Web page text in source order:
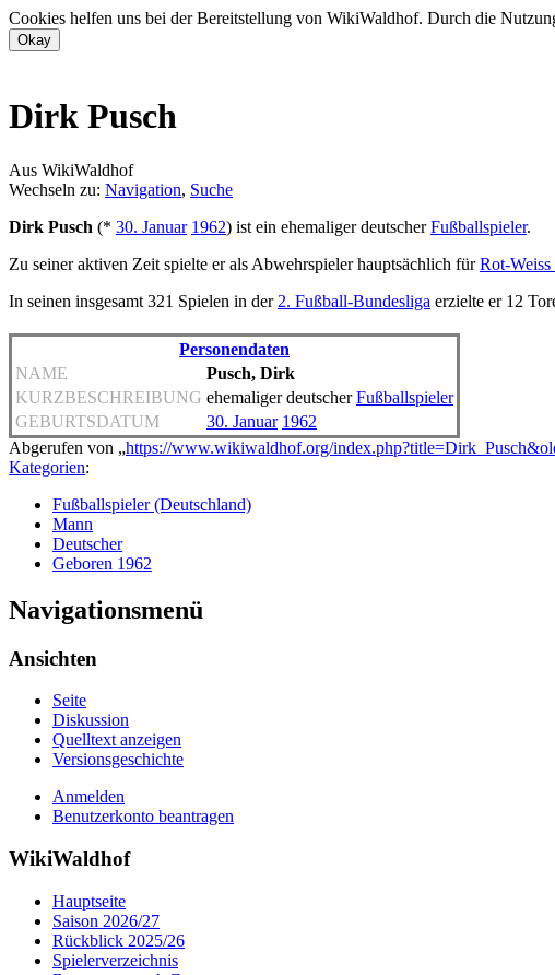
Cookies helfen uns bei der Bereitstellung von WikiWaldhof. Durch die
Dirk Pusch
Aus WikiWaldhof
Wechseln zu: Navigation, Suche
Dirk Pusch (* 30. Januar 1962) ist ein ehemaliger deutscherFußballspieler.
Zu seiner aktiven Zeit spielte er als Abwehrspieler hauptsächlich fürRot-Weiss
In seinen insgesamt 321 Spielen in der 2. Fußball-Bundesliga erzielte er 12
Personendaten
NAME
Pusch, Dirk
KURZBESCHREIBUNG ehemaliger deutscherFußballspieler
GEBURTSDATUM
30. Januar 1962
Abgerufen von „https://www.wikiwaldhof.org/
Kategorien:
Fußballspieler (Deutschland)
Mann
Deutscher
Geboren 1962
Navigationsmenü
Ansichten
Seite
Diskussion
Quelltext anzeigen
Versionsgeschichte
Anmelden
Benutzerkonto beantragen
WikiWaldhof
Hauptseite
Saison 2026/27
Rückblick 2025/26
Spielerverzeichnis